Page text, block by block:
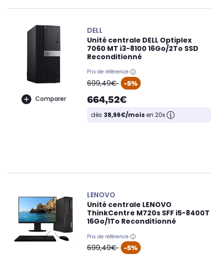
Comparer
DELL
Unité centrale DELL Optiplex
7060 MT i3-8100 16Go/2To SSD
Reconditionné
Prix de référence
oldPrice
699,49€ -5%
664,52€
dès 38,96€/moisen 20x
LENOVO
Unité centrale LENOVO
ThinkCentre M720s SFF i5-8400T
16Go/1To Reconditionné
Prix de référence
oldPrice
699,49€ -5%